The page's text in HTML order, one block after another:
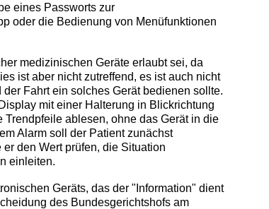
eines Passworts zur
oder die Bedienung von Menüfunktionen
medizinischen Geräte erlaubt sei, da
ist aber nicht zutreffend, es ist auch nicht
Fahrt ein solches Gerät bedienen sollte.
mit einer Halterung in Blickrichtung
ablesen, ohne das Gerät in die
Alarm soll der Patient zunächst
den Wert prüfen, die Situation
einleiten.
Geräts, das der "Information" dient
des Bundesgerichtshofs am